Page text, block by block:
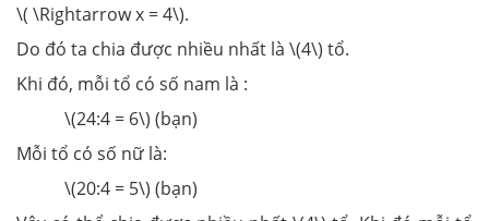
\( \Rightarrow x = 4\).
Do đó ta chia được nhiều nhất là \(4\) tổ.
Khi đó, mỗi tổ có số nam là :
\(24:4 = 6\) (bạn)
Mỗi tổ có số nữ là:
\(20:4 = 5\) (bạn)